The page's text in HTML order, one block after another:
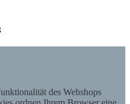
des Webshops